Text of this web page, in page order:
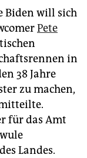
Biden will sich
Pete
in
38 Jahre
zu machen,
für das Amt
Landes.